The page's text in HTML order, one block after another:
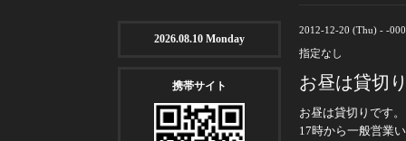
2012-12-20 (Thu) - -
指定なし
お昼は貸切
お昼は貸切りです。
17時から一般営業
2026.08.10 Monday
携帯サイト